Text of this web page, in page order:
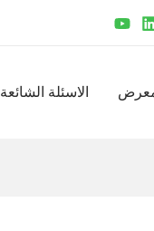
الاسئلة الشائعة